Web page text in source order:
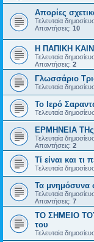
Απορίες
Τελευταία
Απαντήσεις: 10
Η ΠΑΠΙΚΗ
Τελευταία
Απαντήσεις: 2
Γλωσσάριο
Τελευταία
Το Ιερό
Τελευταία
ΕΡΜΗΝΕΙΑ
Τελευταία
Απαντήσεις: 2
Τί είναι και
Τελευταία
Τα μνημόσυνα
Τελευταία
Απαντήσεις: 7
ΤΟ ΣΗΜΕΙΟ
του
Τελευταία